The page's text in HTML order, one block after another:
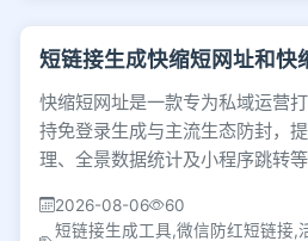
短链接生成快缩短网址和快
快缩短网址是一款专为私域运营
持免登录生成与主流生态防封，
理、全景数据统计及小程序跳转
2026-08-06
60
短链接生成工具,微信防红短链接,